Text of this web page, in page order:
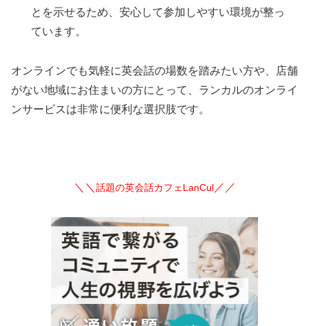
とを示せるため、安心して参加しやすい環境が整っ
ています。
オンラインでも気軽に英会話の場数を踏みたい方や、店舗
がない地域にお住まいの方にとって、ランカルのオンライ
ンサービスは非常に便利な選択肢です。
＼＼ 話題の英会話カフェLanCul／／